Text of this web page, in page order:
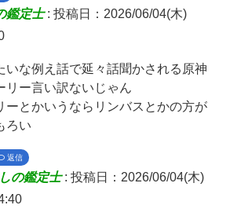
鑑定士: 投稿日：2026/06/04(木)
いな例え話で延々話聞かされる原神
リー言い訳ないじゃん
ーとかいうならリンバスとかの方が
ろい
返信
の鑑定士: 投稿日：2026/06/04(木)